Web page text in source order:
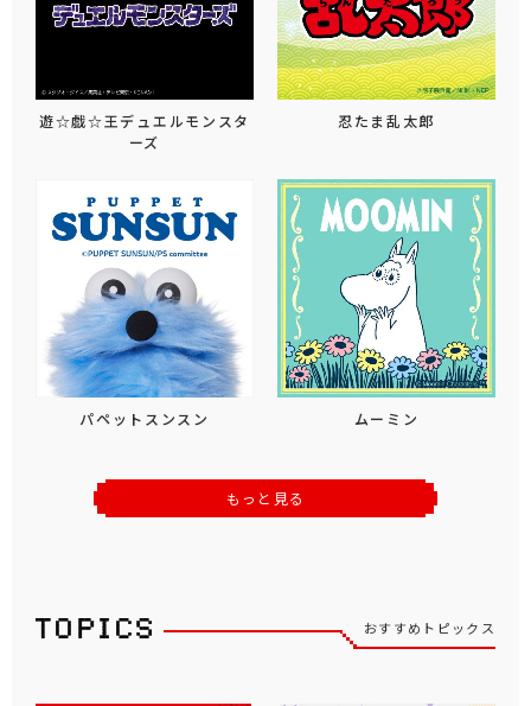
遊☆戯☆王デュエルモンスタ
ーズ
忍たま乱太郎
パペットスンスン ムーミン
もっと見る
おすすめトピックス